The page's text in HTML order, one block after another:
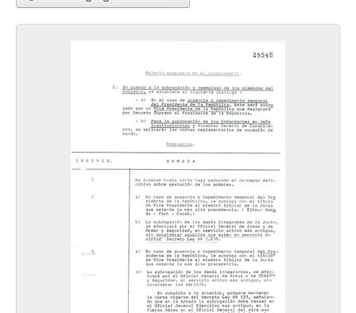
24 - "Consenso mundial y desarrollo económico" Discurso pronunciado por el Secretario de Estado de los Estados Unidos Henry Kissinger, ante la séptima sesión especial de la Asamblea General de las Naciones Unidas.
25 - Discurso del Secretario de Estado de los Estados Unidos, Henry Kissinger, ante el Consejo de Asuntos Mundiales de Dallas y la Universidad Metodista del Sur
26 - Extractos de entrevista por televisión realizada por el periodista Bill Moyers al Secretario de Estado de los Estados Unidos, Henry Kissinger
27 - Texto "Las américas en un mundo cambiante" Declaraciones sobre la América Latina hechas por el secretario de estado Henry kissinger
28 - Texto "Una nueva estructura internacional en formación" Declaración del secretario de estado Henry Kissinger ante el comité de relaciones exteriores del senado de los Estados Unidos.
29 - Informe biográfico del Secretario de Estado de los EE.UU Henry Kissinger
30 - Informe sobre William D. Rogers
31 - Informe sobre Nancy Kissinger
32 - Informe sobre William S. Mailliard
33 - Declaración de Leonard Garment, representante de los Estados Unidos ante la Comisión de los Derechos Humanos de las Naciones Unidas.
34 - Opinión de Kissinger sobre importantes temas internacionales
35 - Declaración de Leonard Garment, representante de los Estados Unidos ante la Comisión de Derechos Humanos de las Naciones Unidas
36 - Estados Unidos y la América Latina: La Nueva Oportunidad por Henry Kissinger
37 - Libreta de anotaciones perteneciente a Sergio Covarrubias Sanhueza